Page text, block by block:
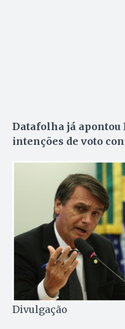
Datafolha já apontou
intenções de voto
Divulgação